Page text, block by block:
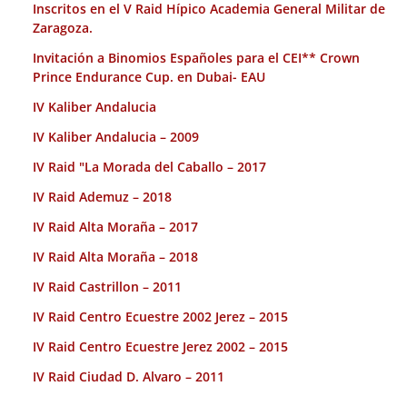
Inscritos en el V Raid Hípico Academia General Militar de
Zaragoza.
Invitación a Binomios Españoles para el CEI** Crown
Prince Endurance Cup. en Dubai- EAU
IV Kaliber Andalucia
IV Kaliber Andalucia – 2009
IV Raid "La Morada del Caballo – 2017
IV Raid Ademuz – 2018
IV Raid Alta Moraña – 2017
IV Raid Alta Moraña – 2018
IV Raid Castrillon – 2011
IV Raid Centro Ecuestre 2002 Jerez – 2015
IV Raid Centro Ecuestre Jerez 2002 – 2015
IV Raid Ciudad D. Alvaro – 2011